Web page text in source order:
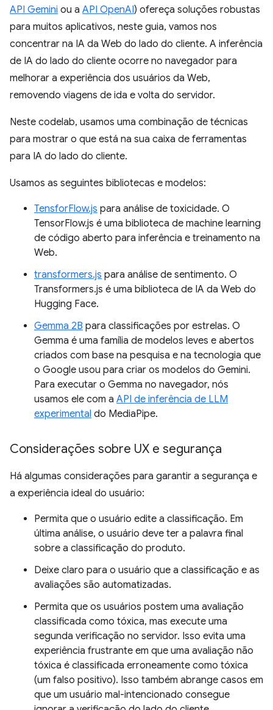
API Gemini ou a API OpenAI) ofereça soluções robustas
para muitos aplicativos, neste guia, vamos nos
concentrar na IA da Web do lado do cliente. A inferência
de IA do lado do cliente ocorre no navegador para
melhorar a experiência dos usuários da Web,
removendo viagens de ida e volta do servidor.
Neste codelab, usamos uma combinação de técnicas
para mostrar o que está na sua caixa de ferramentas
para IA do lado do cliente.
Usamos as seguintes bibliotecas e modelos:
TensforFlow.js para análise de toxicidade. O
TensorFlow.js é uma biblioteca de machine learning
de código aberto para inferência e treinamento na
Web.
transformers.js para análise de sentimento. O
Transformers.js é uma biblioteca de IA da Web do
Hugging Face.
Gemma 2B para classificações por estrelas. O
Gemma é uma família de modelos leves e abertos
criados com base na pesquisa e na tecnologia que
o Google usou para criar os modelos do Gemini.
Para executar o Gemma no navegador, nós
usamos ele com a API de inferência de LLM
experimental do MediaPipe.
Considerações sobre UX e segurança
Há algumas considerações para garantir a segurança e
a experiência ideal do usuário:
Permita que o usuário edite a classificação. Em
última análise, o usuário deve ter a palavra final
sobre a classificação do produto.
Deixe claro para o usuário que a classificação e as
avaliações são automatizadas.
Permita que os usuários postem uma avaliação
classificada como tóxica, mas execute uma
segunda verificação no servidor. Isso evita uma
experiência frustrante em que uma avaliação não
tóxica é classificada erroneamente como tóxica
(um falso positivo). Isso também abrange casos em
que um usuário mal-intencionado consegue